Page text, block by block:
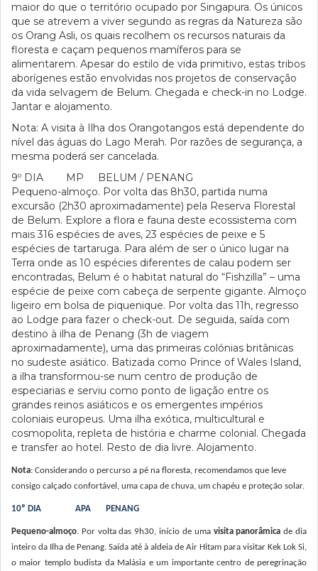
maior do que o território ocupado por Singapura. Os únicos
que se atrevem a viver segundo as regras da Natureza são
os Orang Asli, os quais recolhem os recursos naturais da
floresta e caçam pequenos mamíferos para se
alimentarem. Apesar do estilo de vida primitivo, estas tribos
aborígenes estão envolvidas nos projetos de conservação
da vida selvagem de Belum. Chegada e check-in no Lodge.
Jantar e alojamento.
Nota: A visita à Ilha dos Orangotangos está dependente do
nível das águas do Lago Merah. Por razões de segurança, a
mesma poderá ser cancelada.
9º DIA MP BELUM / PENANG
Pequeno-almoço. Por volta das 8h30, partida numa
excursão (2h30 aproximadamente) pela Reserva Florestal
de Belum. Explore a flora e fauna deste ecossistema com
mais 316 espécies de aves, 23 espécies de peixe e 5
espécies de tartaruga. Para além de ser o único lugar na
Terra onde as 10 espécies diferentes de calau podem ser
encontradas, Belum é o habitat natural do “Fishzilla” – uma
espécie de peixe com cabeça de serpente gigante. Almoço
ligeiro em bolsa de piquenique. Por volta das 11h, regresso
ao Lodge para fazer o check-out. De seguida, saída com
destino à ilha de Penang (3h de viagem
aproximadamente), uma das primeiras colónias britânicas
no sudeste asiático. Batizada como Prince of Wales Island,
a ilha transformou-se num centro de produção de
especiarias e serviu como ponto de ligação entre os
grandes reinos asiáticos e os emergentes impérios
coloniais europeus. Uma ilha exótica, multicultural e
cosmopolita, repleta de história e charme colonial. Chegada
e transfer ao hotel. Resto de dia livre. Alojamento.
Nota: Considerando o percurso a pé na floresta, recomendamos que leve
consigo calçado confortável, uma capa de chuva, um chapéu e proteção solar.
10º DIA APA PENANG
Pequeno-almoço. Por volta das 9h30, início de uma visita panorâmica de dia
inteiro da Ilha de Penang. Saída até à aldeia de Air Hitam para visitar Kek Lok Si,
o maior templo budista da Malásia e um importante centro de peregrinação